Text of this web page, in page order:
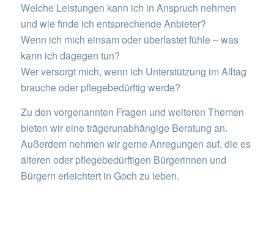
Welche Leistungen kann ich in Anspruch nehmen
und wie finde ich entsprechende Anbieter?
Wenn ich mich einsam oder überlastet fühle – was
kann ich dagegen tun?
Wer versorgt mich, wenn ich Unterstützung im Alltag
brauche oder pflegebedürftig werde?
Zu den vorgenannten Fragen und weiteren Themen
bieten wir eine trägerunabhängige Beratung an.
Außerdem nehmen wir gerne Anregungen auf, die es
älteren oder pflegebedürftigen Bürgerinnen und
Bürgern erleichtert in Goch zu leben.